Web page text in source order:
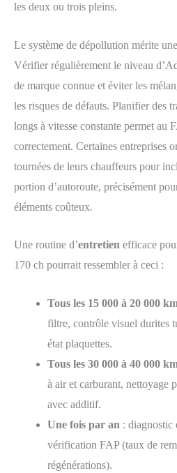
les deux ou trois pleins.
Le système de dépollution mérite
Vérifier régulièrement le niveau
de marque connue et éviter les
les risques de défauts. Planifier des
longs à vitesse constante permet au
correctement. Certaines entreprises
tournées de leurs chauffeurs pour
portion d’autoroute, précisément
éléments coûteux.
Une routine d’entretien efficace
170 ch pourrait ressembler à ceci :
Tous les 15 000 à 20 000
filtre, contrôle visuel durites
état plaquettes.
Tous les 30 000 à 40 000
à air et carburant, nettoyage
avec additif.
Une fois par an : diagnostic
vérification FAP (taux de
régénérations).